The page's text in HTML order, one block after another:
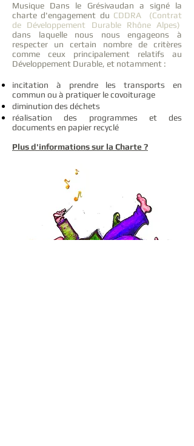
Musique Dans le Grésivaudan a signé la
charte d'engagement du CDDRA (Contrat
de Développement Durable Rhône Alpes)
dans laquelle nous nous engageons à
respecter un certain nombre de critères
comme ceux principalement relatifs au
Développement Durable, et notamment :
incitation à prendre les transports en
commun ou à pratiquer le covoiturage
diminution des déchets
réalisation des programmes et des
documents en papier recyclé
Plus d'informations sur la Charte ?